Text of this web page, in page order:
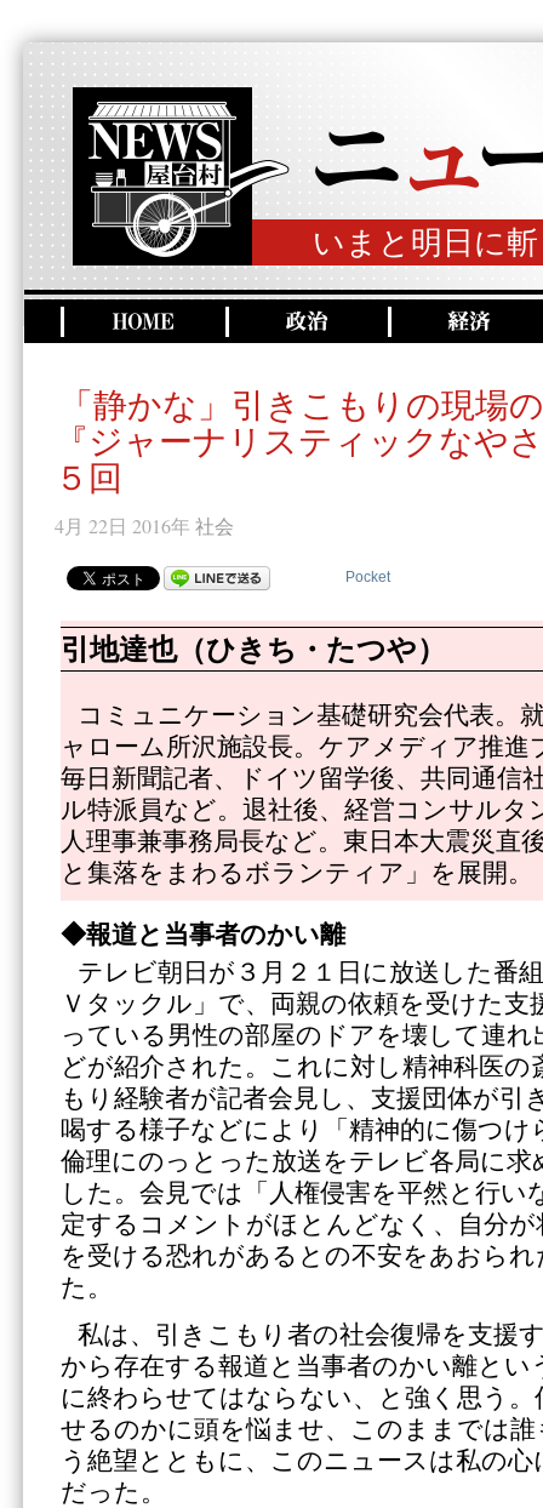
いまと明日に
「静かな」引きこもりの現場
『ジャーナリスティックなや
５回
4月 22日 2016年 社会
Pocket
引地達也（ひきち・たつや）
コミュニケーション基礎研究会代表。
ャローム所沢施設長。ケアメディア推進
毎日新聞記者、ドイツ留学後、共同通信
ル特派員など。退社後、経営コンサルタ
人理事兼事務局長など。東日本大震災直
と集落をまわるボランティア」を展開。
◆報道と当事者のかい離
テレビ朝日が３月２１日に放送した番
Ｖタックル」で、両親の依頼を受けた支
っている男性の部屋のドアを壊して連
どが紹介された。これに対し精神科医の
もり経験者が記者会見し、支援団体が引
喝する様子などにより「精神的に傷つけ
倫理にのっとった放送をテレビ各局に求
した。会見では「人権侵害を平然と行い
定するコメントがほとんどなく、自分
を受ける恐れがあるとの不安をあおら
た。
私は、引きこもり者の社会復帰を支援
から存在する報道と当事者のかい離とい
に終わらせてはならない、と強く思う
せるのかに頭を悩ませ、このままでは
う絶望とともに、このニュースは私の
だった。